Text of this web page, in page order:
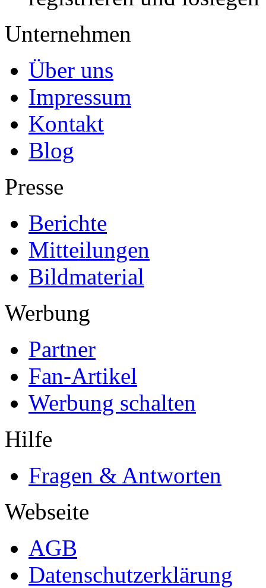
Unternehmen
Über uns
Impressum
Kontakt
Blog
Presse
Berichte
Mitteilungen
Bildmaterial
Werbung
Partner
Fan-Artikel
Werbung schalten
Hilfe
Fragen & Antworten
Webseite
AGB
Datenschutzerklärung